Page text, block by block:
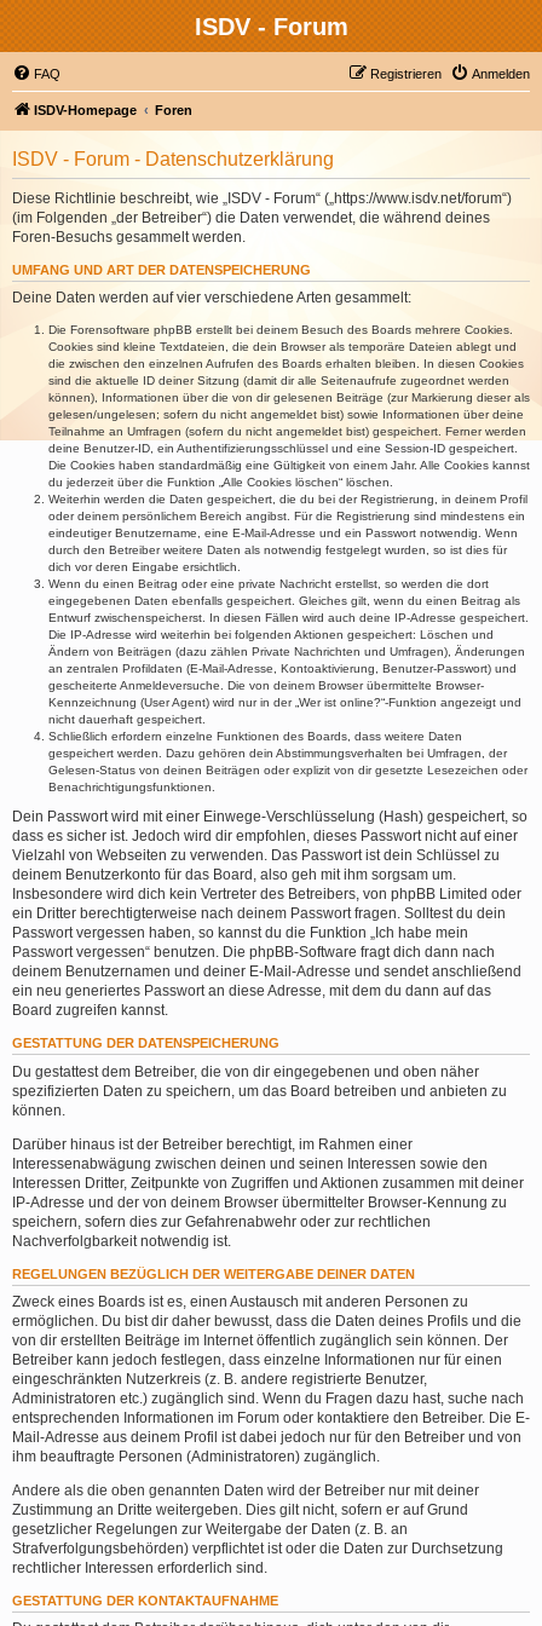
ISDV - Forum
FAQ Anmelden
Registrieren
ISDV-Homepage Foren
ISDV - Forum - Datenschutzerklärung
Diese Richtlinie beschreibt, wie „ISDV - Forum“ („https://www.isdv.net/forum“)
(im Folgenden „der Betreiber“) die Daten verwendet, die während deines
Foren-Besuchs gesammelt werden.
UMFANG UND ART DER DATENSPEICHERUNG
Deine Daten werden auf vier verschiedene Arten gesammelt:
Die Forensoftware phpBB erstellt bei deinem Besuch des Boards mehrere Cookies.
Cookies sind kleine Textdateien, die dein Browser als temporäre Dateien ablegt und
die zwischen den einzelnen Aufrufen des Boards erhalten bleiben. In diesen Cookies
sind die aktuelle ID deiner Sitzung (damit dir alle Seitenaufrufe zugeordnet werden
können), Informationen über die von dir gelesenen Beiträge (zur Markierung dieser als
gelesen/ungelesen; sofern du nicht angemeldet bist) sowie Informationen über deine
Teilnahme an Umfragen (sofern du nicht angemeldet bist) gespeichert. Ferner werden
deine Benutzer-ID, ein Authentifizierungsschlüssel und eine Session-ID gespeichert.
Die Cookies haben standardmäßig eine Gültigkeit von einem Jahr. Alle Cookies kannst
du jederzeit über die Funktion „Alle Cookies löschen“ löschen.
Weiterhin werden die Daten gespeichert, die du bei der Registrierung, in deinem Profil
oder deinem persönlichem Bereich angibst. Für die Registrierung sind mindestens ein
eindeutiger Benutzername, eine E-Mail-Adresse und ein Passwort notwendig. Wenn
durch den Betreiber weitere Daten als notwendig festgelegt wurden, so ist dies für
dich vor deren Eingabe ersichtlich.
Wenn du einen Beitrag oder eine private Nachricht erstellst, so werden die dort
eingegebenen Daten ebenfalls gespeichert. Gleiches gilt, wenn du einen Beitrag als
Entwurf zwischenspeicherst. In diesen Fällen wird auch deine IP-Adresse gespeichert.
Die IP-Adresse wird weiterhin bei folgenden Aktionen gespeichert: Löschen und
Ändern von Beiträgen (dazu zählen Private Nachrichten und Umfragen), Änderungen
an zentralen Profildaten (E-Mail-Adresse, Kontoaktivierung, Benutzer-Passwort) und
gescheiterte Anmeldeversuche. Die von deinem Browser übermittelte Browser-
Kennzeichnung (User Agent) wird nur in der „Wer ist online?“-Funktion angezeigt und
nicht dauerhaft gespeichert.
Schließlich erfordern einzelne Funktionen des Boards, dass weitere Daten
gespeichert werden. Dazu gehören dein Abstimmungsverhalten bei Umfragen, der
Gelesen-Status von deinen Beiträgen oder explizit von dir gesetzte Lesezeichen oder
Benachrichtigungsfunktionen.
Dein Passwort wird mit einer Einwege-Verschlüsselung (Hash) gespeichert, so
dass es sicher ist. Jedoch wird dir empfohlen, dieses Passwort nicht auf einer
Vielzahl von Webseiten zu verwenden. Das Passwort ist dein Schlüssel zu
deinem Benutzerkonto für das Board, also geh mit ihm sorgsam um.
Insbesondere wird dich kein Vertreter des Betreibers, von phpBB Limited oder
ein Dritter berechtigterweise nach deinem Passwort fragen. Solltest du dein
Passwort vergessen haben, so kannst du die Funktion „Ich habe mein
Passwort vergessen“ benutzen. Die phpBB-Software fragt dich dann nach
deinem Benutzernamen und deiner E-Mail-Adresse und sendet anschließend
ein neu generiertes Passwort an diese Adresse, mit dem du dann auf das
Board zugreifen kannst.
GESTATTUNG DER DATENSPEICHERUNG
Du gestattest dem Betreiber, die von dir eingegebenen und oben näher
spezifizierten Daten zu speichern, um das Board betreiben und anbieten zu
können.
Darüber hinaus ist der Betreiber berechtigt, im Rahmen einer
Interessenabwägung zwischen deinen und seinen Interessen sowie den
Interessen Dritter, Zeitpunkte von Zugriffen und Aktionen zusammen mit deiner
IP-Adresse und der von deinem Browser übermittelter Browser-Kennung zu
speichern, sofern dies zur Gefahrenabwehr oder zur rechtlichen
Nachverfolgbarkeit notwendig ist.
REGELUNGEN BEZÜGLICH DER WEITERGABE DEINER DATEN
Zweck eines Boards ist es, einen Austausch mit anderen Personen zu
ermöglichen. Du bist dir daher bewusst, dass die Daten deines Profils und die
von dir erstellten Beiträge im Internet öffentlich zugänglich sein können. Der
Betreiber kann jedoch festlegen, dass einzelne Informationen nur für einen
eingeschränkten Nutzerkreis (z. B. andere registrierte Benutzer,
Administratoren etc.) zugänglich sind. Wenn du Fragen dazu hast, suche nach
entsprechenden Informationen im Forum oder kontaktiere den Betreiber. Die E-
Mail-Adresse aus deinem Profil ist dabei jedoch nur für den Betreiber und von
ihm beauftragte Personen (Administratoren) zugänglich.
Andere als die oben genannten Daten wird der Betreiber nur mit deiner
Zustimmung an Dritte weitergeben. Dies gilt nicht, sofern er auf Grund
gesetzlicher Regelungen zur Weitergabe der Daten (z. B. an
Strafverfolgungsbehörden) verpflichtet ist oder die Daten zur Durchsetzung
rechtlicher Interessen erforderlich sind.
GESTATTUNG DER KONTAKTAUFNAHME